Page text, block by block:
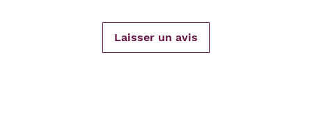
Laisser un avis